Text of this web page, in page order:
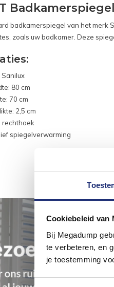
Cookiebeleid van
Bij Megadump
te verbeteren, en
je toestemming
badkamerspiegel van het merk
zoals uw badkamer. Deze
Sanilux
80 cm
70 cm
2,5 cm
rechthoek
spiegelverwarming